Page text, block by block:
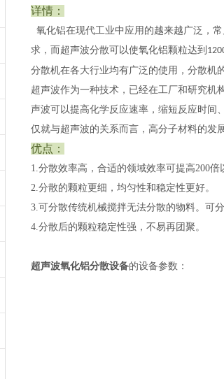
详情：
氧化铝在现代工业中应用的越来越广泛，
求，而超声波分散可以使氧化铝颗粒达到
分散机在各大行业均有广泛的使用，分散机
超声波作为一种技术，已经在工厂和研究机
声波可以提高化学反应速率，缩短反应时间
仅就与超声波的关系而言，高分子材料的发
优点：
1.分散效率高，合适的领域效率可提高200倍
2.分散的颗粒更细，均匀性和稳定性更好。
3.可分散传统机械搅拌无法分散的物料。可
4.分散后的颗粒稳定性强，不易再团聚。
超声波氧化铝分散设备的设备参数：